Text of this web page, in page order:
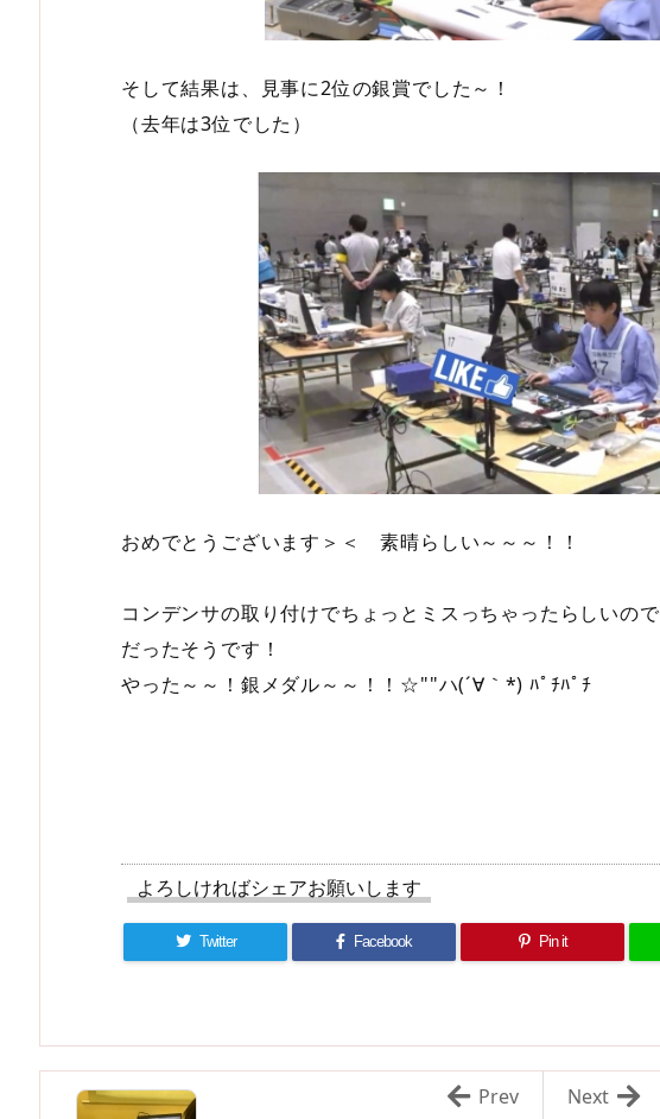
そして結果は、見事に2位の銀賞でした～！
（去年は3位でした）
おめでとうございます＞＜ 素晴らしい～～～！！
コンデンサの取り付けでちょっとミスっちゃったらしいの
だったそうです！
やった～～！銀メダル～～！！☆""ハ(´∀｀*) ﾊﾟﾁﾊﾟﾁ
よろしければシェアお願いします
Twitter Facebook Pin it
Next
Prev